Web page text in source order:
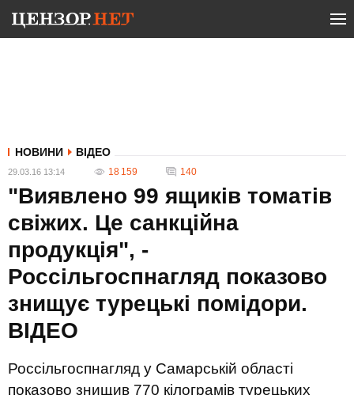
НОВИНИ ВІДЕО
29.03.16 13:14 18 159 140
"Виявлено 99 ящиків томатів
свіжих. Це санкційна
продукція", -
Россільгоспнагляд показово
знищує турецькі помідори.
ВІДЕО
Россільгоспнагляд у Самарській області
показово знищив 770 кілограмів турецьких